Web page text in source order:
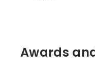
Awards